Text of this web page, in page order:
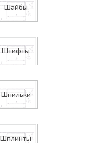
Шайбы
Штифты
Шпильки
Шплинты